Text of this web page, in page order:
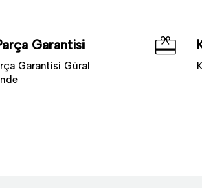
Garantisi
Garantisi Güral